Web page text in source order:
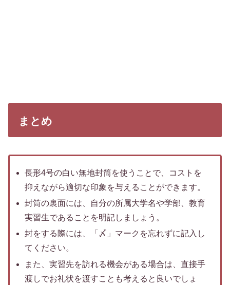
まとめ
長形4号の白い無地封筒を使うことで、コストを
抑えながら適切な印象を与えることができます。
封筒の裏面には、自分の所属大学名や学部、教育
実習生であることを明記しましょう。
封をする際には、「〆」マークを忘れずに記入し
てください。
また、実習先を訪れる機会がある場合は、直接手
渡しでお礼状を渡すことも考えると良いでしょ